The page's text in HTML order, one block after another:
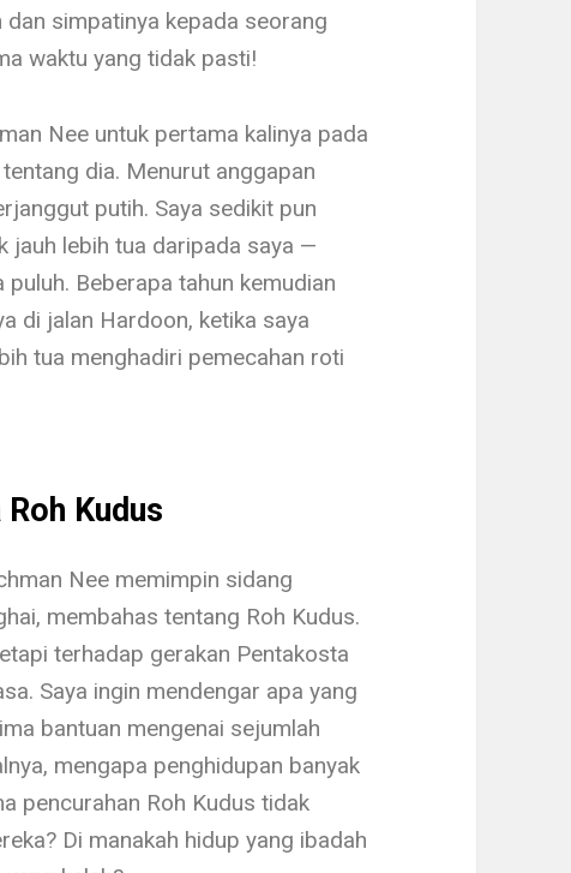
simpatinya kepada seorang
waktu yang tidak pasti!
Nee untuk per­tama kalinya pada
dia. Menurut anggapan
putih. Saya sedikit pun
jauh lebih tua dari­pada saya —
Beberapa tahun kemudian
di jalan Hardoon, ketika saya
tua menghadiri peme­cahan roti
Kudus
Nee memimpin sidang
membahas tentang Roh Kudus.
terhadap gerakan Pen­takosta
Saya ingin mendengar apa yang
bantuan mengenai sejumlah
mengapa penghidup­an banyak
pen­curahan Roh Kudus tidak
Di manakah hidup yang ibadah